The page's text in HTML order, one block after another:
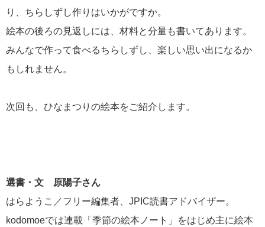
り、ちらしずし作りはいかがですか。
絵本の後ろの見返しには、材料と分量も書いてあります。
みんなで作って食べるちらしずし、楽しい思い出になるか
もしれません。
次回も、ひなまつりの絵本をご紹介します。
選書・文 原陽子さん
はらようこ／フリー編集者、JPIC読書アドバイザー。
kodomoeでは連載「季節の絵本ノート」をはじめ主に絵本